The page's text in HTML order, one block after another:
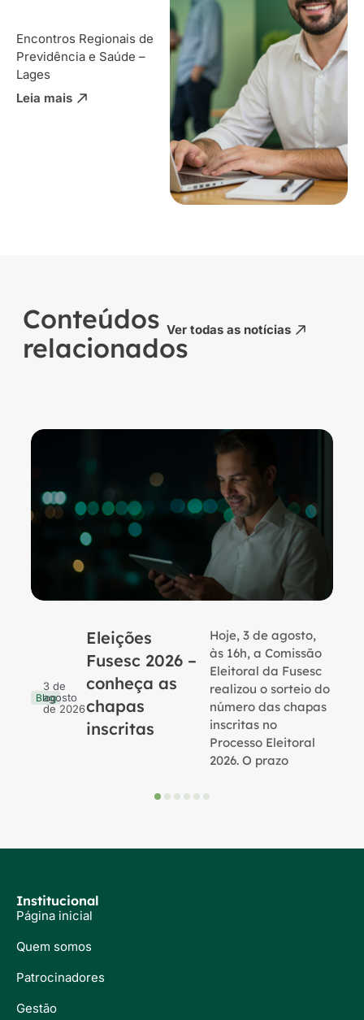
Encontros Regionais de
Previdência e Saúde –
Lages
Leia mais
Conteúdos
relacionados
Ver todas as notícias
Blog
3 de
agosto
de 2026
Eleições
Fusesc 2026 –
conheça as
chapas
inscritas
Hoje, 3 de agosto,
às 16h, a Comissão
Eleitoral da Fusesc
realizou o sorteio do
número das chapas
inscritas no
Processo Eleitoral
2026. O prazo
Institucional
Página inicial
Quem somos
Patrocinadores
Gestão